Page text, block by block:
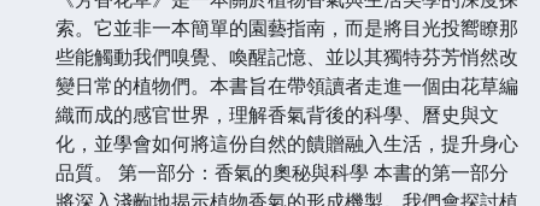
索。它並非一本簡單的園藝指南，而是將目光投嚮瞭那
些能觸動我們嗅覺、喚醒記憶、並以其獨特芬芳悄然改
變日常的植物們。本書旨在帶領讀者走進一個由花草編
織而成的感官世界，理解香氣背後的科學、曆史與文
化，並學會如何將這份自然的饋贈融入生活，提升身心
品質。 第一部分：香氣的奧秘與科學 本書的第一部分